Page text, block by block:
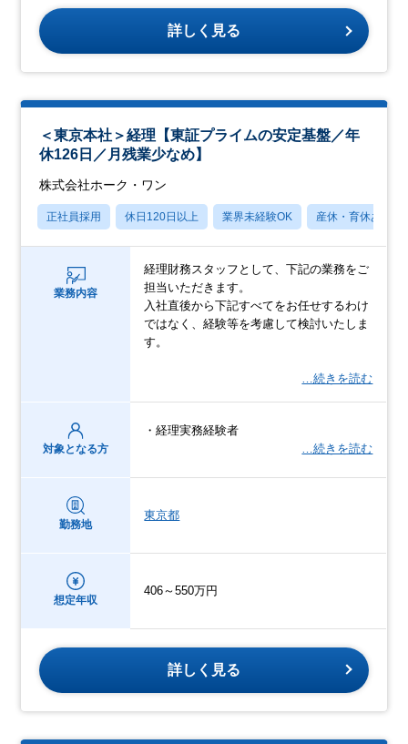
詳しく見る
＜東京本社＞経理【東証プライムの安定基盤／年
休126日／月残業少なめ】
株式会社ホーク・ワン
正社員採用 休日120日以上 業界未経験OK 産休・育休あり
業務内容
経理財務スタッフとして、下記の業務をご
担当いただきます。
入社直後から下記すべてをお任せするわけ
ではなく、経験等を考慮して検討いたしま
す。
…続きを読む
対象となる方
・経理実務経験者
…続きを読む
勤務地
東京都
想定年収
406～550万円
詳しく見る